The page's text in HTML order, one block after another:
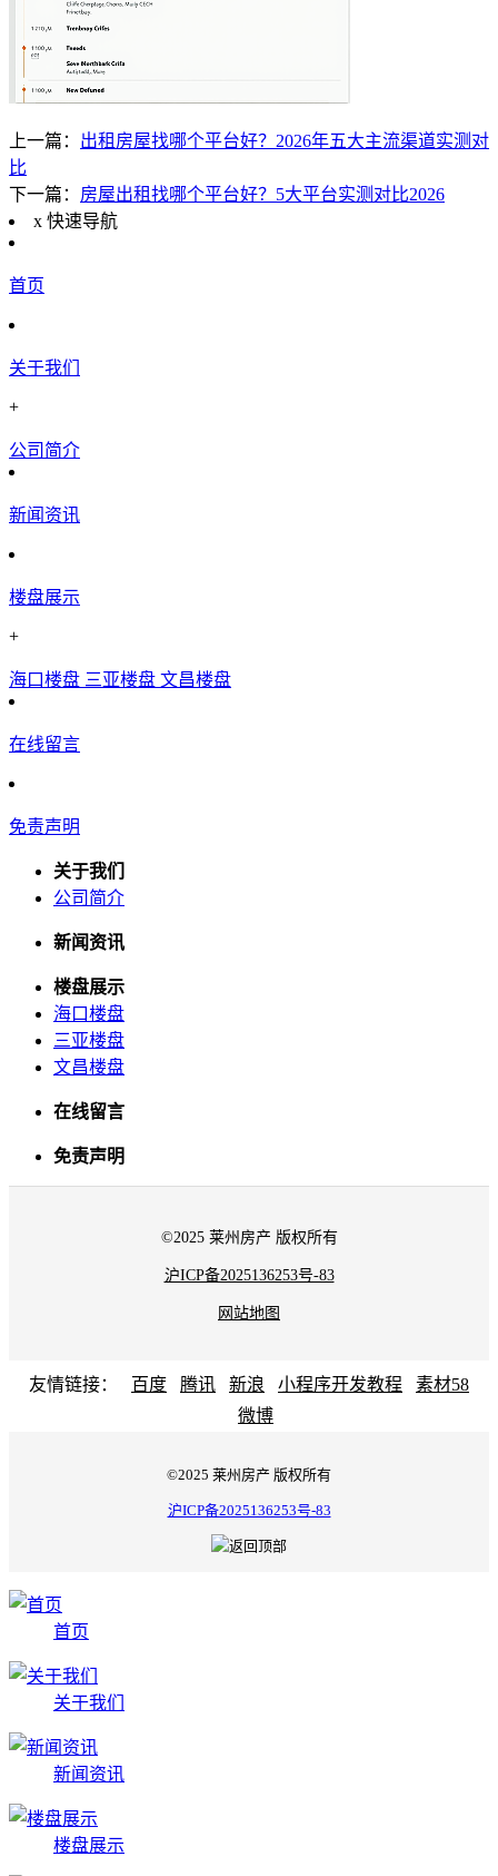
上一篇： 出租房屋找哪个平台好？2026年五大主流渠道实测对
比
下一篇： 房屋出租找哪个平台好？5大平台实测对比2026
x 快速导航
首页
关于我们
+
公司简介
新闻资讯
楼盘展示
+
海口楼盘 三亚楼盘 文昌楼盘
在线留言
免责声明
关于我们
公司简介
新闻资讯
楼盘展示
海口楼盘
三亚楼盘
文昌楼盘
在线留言
免责声明
©2025 莱州房产 版权所有
沪ICP备2025136253号-83
网站地图
友情链接： 百度 腾讯 新浪 小程序开发教程
素材58
微博
©2025 莱州房产 版权所有
沪ICP备2025136253号-83
首页
关于我们
新闻资讯
楼盘展示